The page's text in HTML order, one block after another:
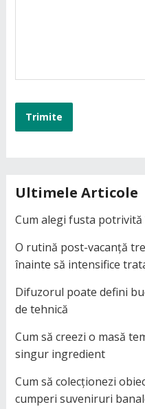
Ultimele Articole
Cum alegi fusta
O rutină post-vacanță
înainte să intensifice
Difuzorul poate defini
de tehnică
Cum să creezi o masă
singur ingredient
Cum să colecționezi
cumperi suveniruri